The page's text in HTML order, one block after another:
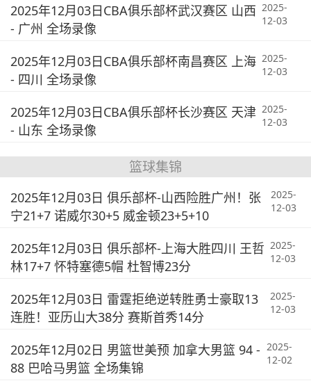
2025年12月03日CBA俱乐部杯武汉赛区 山西
- 广州 全场录像
2025-
12-03
2025年12月03日CBA俱乐部杯南昌赛区 上海
- 四川 全场录像
2025-
12-03
2025年12月03日CBA俱乐部杯长沙赛区 天津
- 山东 全场录像
2025-
12-03
篮球集锦
2025年12月03日 俱乐部杯-山西险胜广州！张
宁21+7 诺威尔30+5 威金顿23+5+10
2025-
12-03
2025年12月03日 俱乐部杯-上海大胜四川 王哲
林17+7 怀特塞德5帽 杜智博23分
2025-
12-03
2025年12月03日 雷霆拒绝逆转胜勇士豪取13
连胜！亚历山大38分 赛斯首秀14分
2025-
12-03
2025年12月02日 男篮世美预 加拿大男篮 94 -
88 巴哈马男篮 全场集锦
2025-
12-02